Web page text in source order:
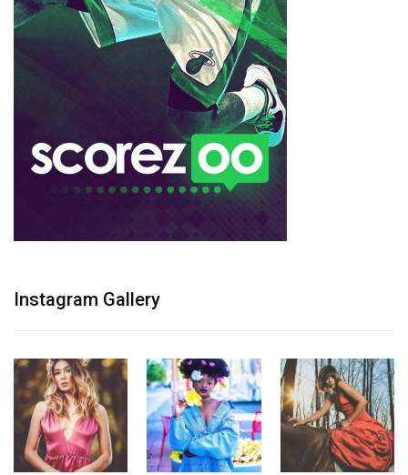
Instagram Gallery